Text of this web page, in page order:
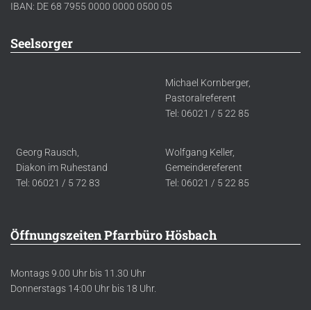
IBAN: DE 68 7955 0000 0000 0500 05
Seelsorger
Michael Kornberger,
Pastoralreferent
Tel: 06021 / 5 22 85
Georg Rausch,
Diakon im Ruhestand
Tel: 06021 / 5 72 83
Wolfgang Keller,
Gemeindereferent
Tel: 06021 / 5 22 85
Öffnungszeiten Pfarrbüro Hösbach
Montags 9.00 Uhr bis 11.30 Uhr
Donnerstags 14:00 Uhr bis 18 Uhr.